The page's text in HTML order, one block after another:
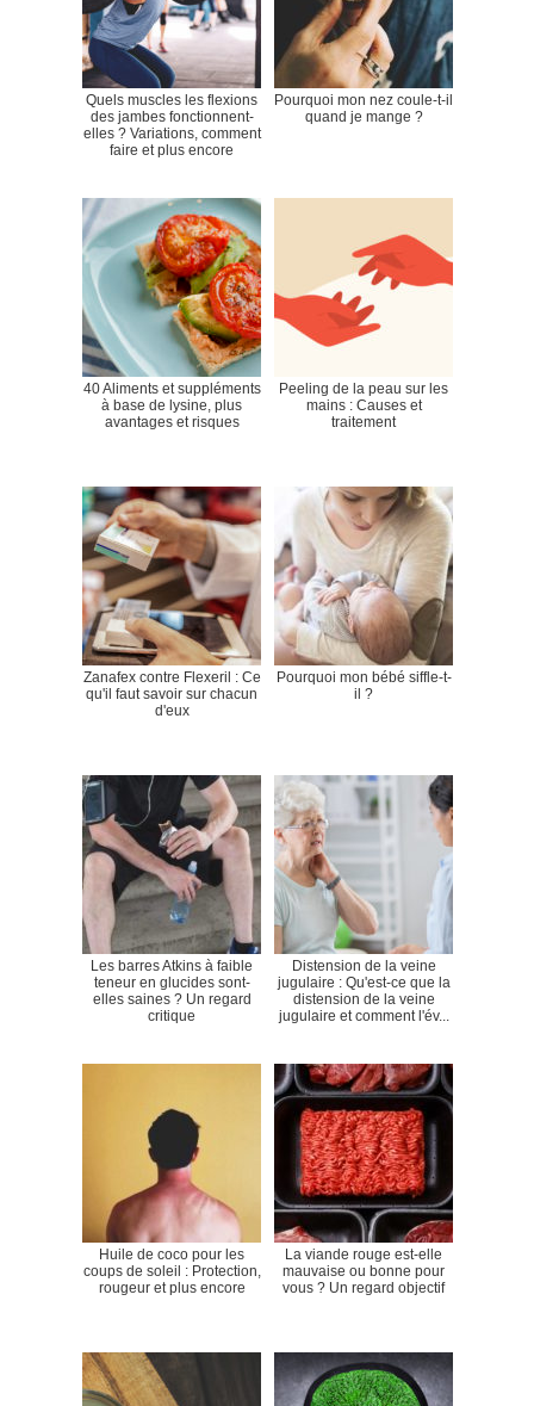
Quels muscles les flexions
des jambes fonctionnent-
elles ? Variations, comment
faire et plus encore
Pourquoi mon nez coule-t-il
quand je mange ?
40 Aliments et suppléments
à base de lysine, plus
avantages et risques
Peeling de la peau sur les
mains : Causes et
traitement
Zanafex contre Flexeril : Ce
qu'il faut savoir sur chacun
d'eux
Pourquoi mon bébé siffle-t-
il ?
Les barres Atkins à faible
teneur en glucides sont-
elles saines ? Un regard
critique
Distension de la veine
jugulaire : Qu'est-ce que la
distension de la veine
jugulaire et comment l'év...
Huile de coco pour les
coups de soleil : Protection,
rougeur et plus encore
La viande rouge est-elle
mauvaise ou bonne pour
vous ? Un regard objectif